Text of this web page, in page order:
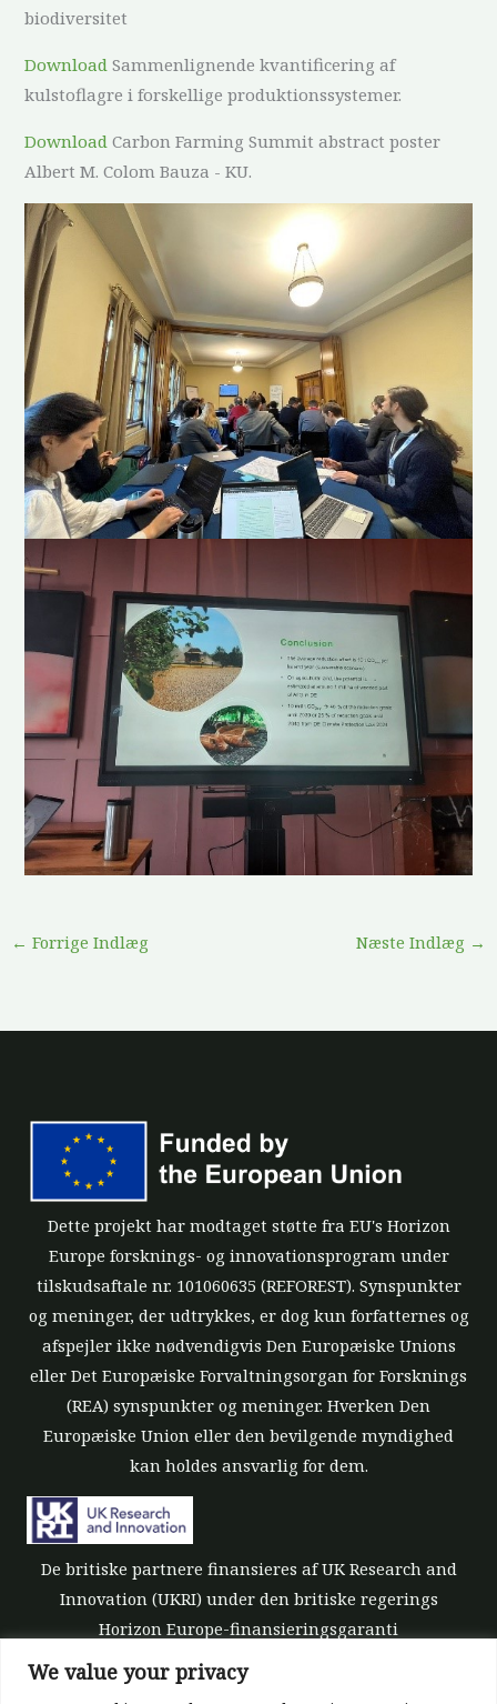
We value your privacy
biodiversitet
DownloadSammenlignende kvantificering af
kulstoflagre i forskellige produktionssystemer.
DownloadCarbon Farming Summit abstract poster
Albert M. Colom Bauza - KU.
← Forrige Indlæg Næste Indlæg →
Dette projekt har modtaget støtte fra EU's Horizon
Europe forsknings- og innovationsprogram under
tilskudsaftale nr. 101060635 (REFOREST). Synspunkter
og meninger, der udtrykkes, er dog kun forfatternes og
afspejler ikke nødvendigvis Den Europæiske Unions
eller Det Europæiske Forvaltningsorgan for Forsknings
(REA) synspunkter og meninger. Hverken Den
Europæiske Union eller den bevilgende myndighed
kan holdes ansvarlig for dem.
De britiske partnere finansieres af UK Research and
Innovation (UKRI) under den britiske regerings
Horizon Europe-finansieringsgaranti
[tilskudsnummer 10039700].